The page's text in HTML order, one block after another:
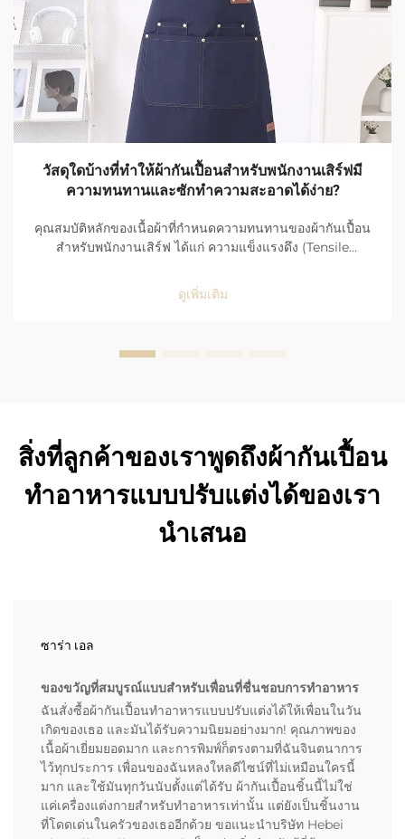
วัสดุใดบ้างที่ทำให้ผ้ากันเปื้อนสำหรับพนักงานเสิร์ฟมี
ความทนทานและซักทำความสะอาดได้ง่าย?
คุณสมบัติหลักของเนื้อผ้าที่กำหนดความทนทานของผ้ากันเปื้อน
สำหรับพนักงานเสิร์ฟ ได้แก่ ความแข็งแรงดึง (Tensile
Resistance) และการใช้งานในพื้นที่ที่มีผู้คนหนาแน่นสูงใน
ร้านอาหาร ผ้ากันเปื้อนของพนักงานเสิร์ฟต้องเผชิญกับการใช้
ดูเพิ่มเติม
สิ่งที่ลูกค้าของเราพูดถึงผ้ากันเปื้อน
ทำอาหารแบบปรับแต่งได้ของเรา
นำเสนอ
ซาร่า เอล
ของขวัญที่สมบูรณ์แบบสำหรับเพื่อนที่ชื่นชอบการทำอาหาร
ฉันสั่งซื้อผ้ากันเปื้อนทำอาหารแบบปรับแต่งได้ให้เพื่อนในวัน
เกิดของเธอ และมันได้รับความนิยมอย่างมาก! คุณภาพของ
เนื้อผ้าเยี่ยมยอดมาก และการพิมพ์ก็ตรงตามที่ฉันจินตนาการ
ไว้ทุกประการ เพื่อนของฉันหลงใหลดีไซน์ที่ไม่เหมือนใครนี้
มาก และใช้มันทุกวันนับตั้งแต่ได้รับ ผ้ากันเปื้อนชิ้นนี้ไม่ใช่
แค่เครื่องแต่งกายสำหรับทำอาหารเท่านั้น แต่ยังเป็นชิ้นงาน
ที่โดดเด่นในครัวของเธออีกด้วย ขอแนะนำบริษัท Hebei